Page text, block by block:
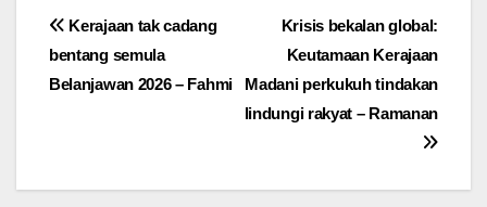
Post
navigation
Krisis bekalan global:
Keutamaan Kerajaan
Madani perkukuh tindakan
lindungi rakyat – Ramanan
Kerajaan tak cadang
bentang semula
Belanjawan 2026 – Fahmi